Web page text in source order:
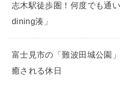
志木駅徒歩圏！何度でも通
dining湊」
富士見市の「難波田城公園
癒される休日